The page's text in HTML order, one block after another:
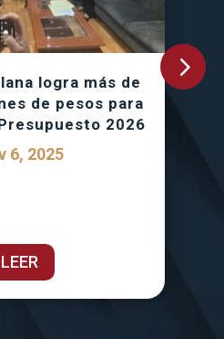
logra más de
de pesos para
2026
6, 2025
LEER